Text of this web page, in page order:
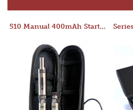
510 Manual 400mAh Starter Kit